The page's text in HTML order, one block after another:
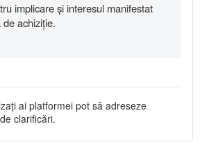
implicare și interesul manifestat
achiziție.
ai platformei pot să adreseze
clarificări.